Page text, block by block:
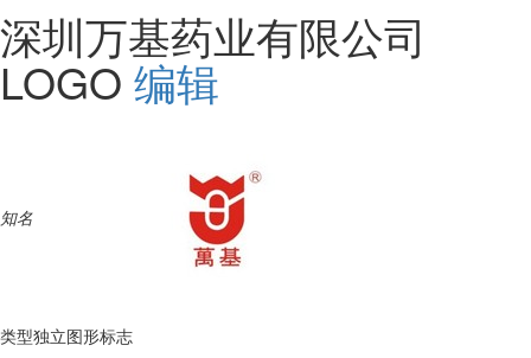
深圳万基药业有限公司
LOGO 编辑
知名
类型独立图形标志